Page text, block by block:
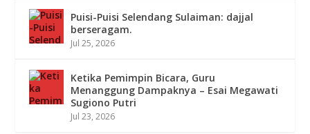
Puisi-Puisi Selendang Sulaiman: dajjal
berseragam.
Jul 25, 2026
Ketika Pemimpin Bicara, Guru
Menanggung Dampaknya – Esai Megawati
Sugiono Putri
Jul 23, 2026